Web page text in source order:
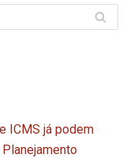
ICMS já podem